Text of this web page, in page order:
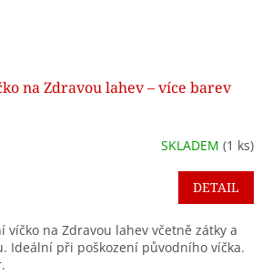
na Zdravou lahev – více barev
SKLADEM (1 ks)
DETAIL
na Zdravou lahev včetně zátky a
Ideální při poškození původního víčka.